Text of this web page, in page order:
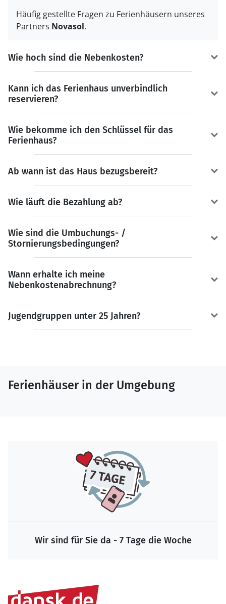
Häufig gestellte Fragen zu Ferienhäusern unseres
Partners Novasol.
Wie hoch sind die Nebenkosten?
Kann ich das Ferienhaus unverbindlich
reservieren?
Wie bekomme ich den Schlüssel für das
Ferienhaus?
Ab wann ist das Haus bezugsbereit?
Wie läuft die Bezahlung ab?
Wie sind die Umbuchungs- /
Stornierungsbedingungen?
Wann erhalte ich meine
Nebenkostenabrechnung?
Jugendgruppen unter 25 Jahren?
Ferienhäuser in der Umgebung
Wir sind für Sie da - 7 Tage die Woche